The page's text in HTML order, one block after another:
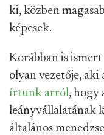
ki, közben
képesek.
Korábban is
olyan vezetője,
írtunk arról, hogy
leányvállalatának
általános